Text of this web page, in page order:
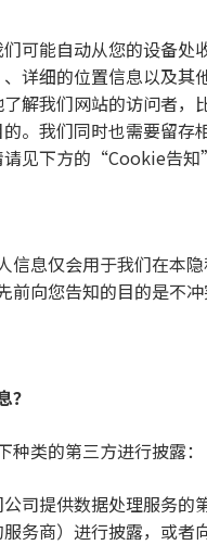
可能自动从您的设备
、详细的位置信息以及
解我们网站的访问者
。我们同时也需要留
见下方的“Cookie告知
信息仅会用于我们在本
向您告知的目的是不冲
？
类的第三方进行披露：
司提供数据处理服务
务商）进行披露，或者